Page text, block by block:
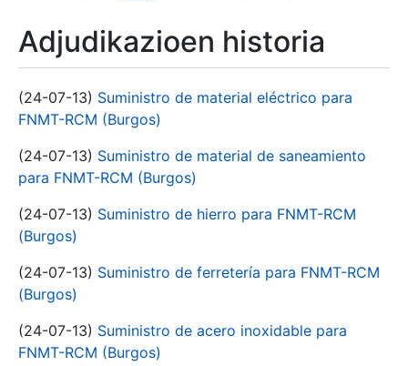
Adjudikazioen historia
(24-07-13) Suministro de material eléctrico para
FNMT-RCM (Burgos)
(24-07-13) Suministro de material de saneamiento
para FNMT-RCM (Burgos)
(24-07-13) Suministro de hierro para FNMT-RCM
(Burgos)
(24-07-13) Suministro de ferretería para FNMT-RCM
(Burgos)
(24-07-13) Suministro de acero inoxidable para
FNMT-RCM (Burgos)